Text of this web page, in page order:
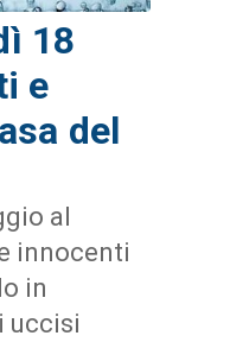
18
e
del
al
innocenti
in
uccisi